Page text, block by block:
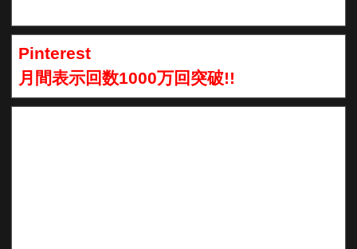
Pinterest
月間表示回数1000万回突破!!